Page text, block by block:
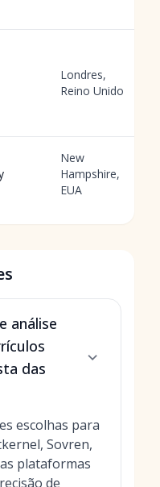
Londres,
Reino Unido
New
Hampshire,
EUA
análise
das
escolhas para
Sovren,
plataformas
de